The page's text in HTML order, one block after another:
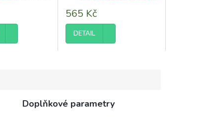
565 Kč
DETAIL
Doplňkové parametry